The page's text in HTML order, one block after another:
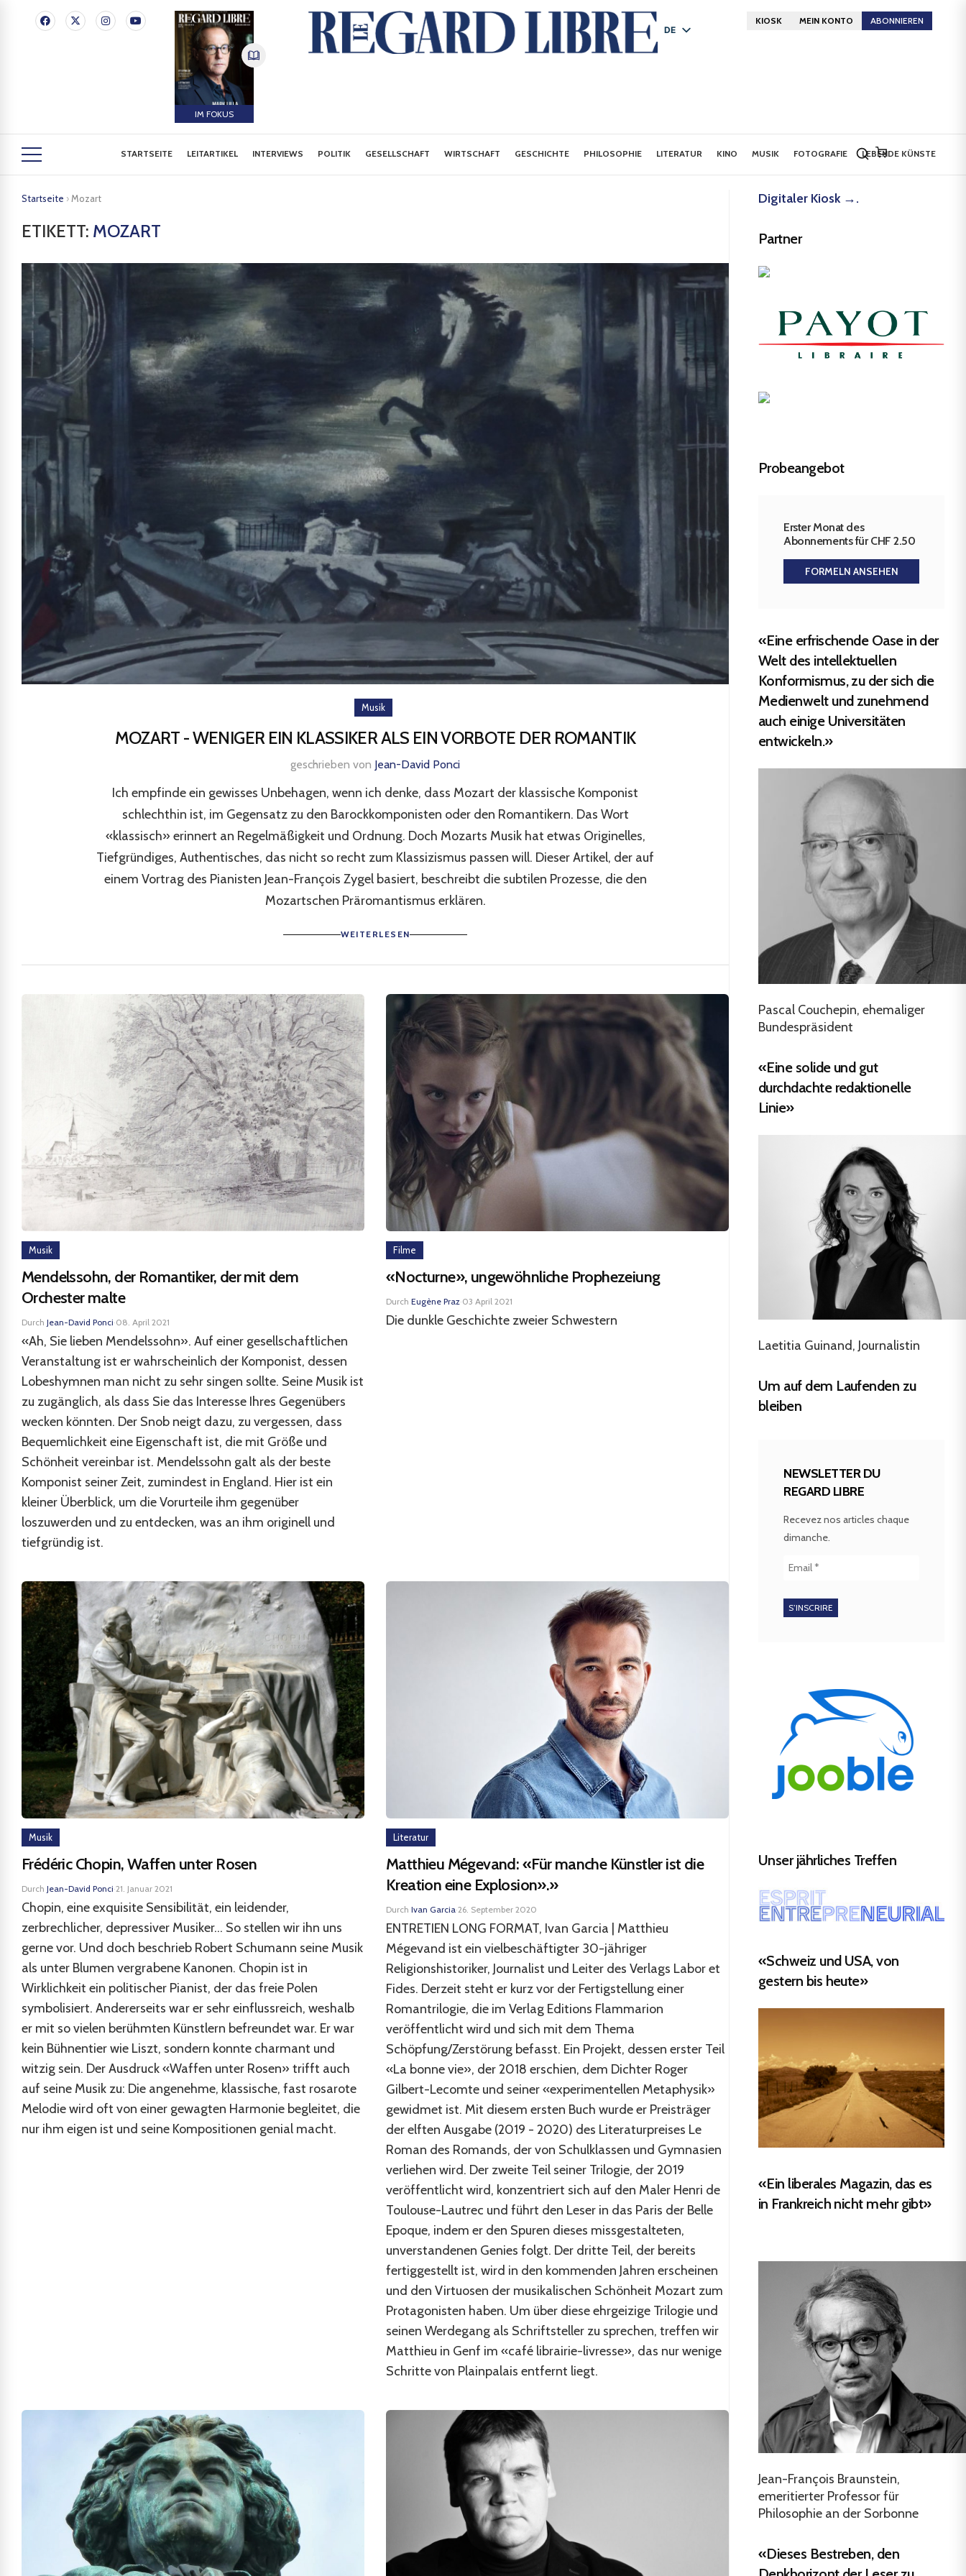
IM FOKUS
DE
KIOSK MEIN KONTO ABONNIEREN
STARTSEITE LEITARTIKEL INTERVIEWS POLITIK GESELLSCHAFT WIRTSCHAFT GESCHICHTE PHILOSOPHIE LITERATUR KINO MUSIK FOTOGRAFIE LEBENDE KÜNSTE
Startseite › Mozart
ETIKETT: MOZART
Musik
MOZART - WENIGER EIN KLASSIKER ALS EIN VORBOTE DER ROMANTIK
geschrieben von Jean-David Ponci
Ich empfinde ein gewisses Unbehagen, wenn ich denke, dass Mozart der klassische Komponist
schlechthin ist, im Gegensatz zu den Barockkomponisten oder den Romantikern. Das Wort
«klassisch» erinnert an Regelmäßigkeit und Ordnung. Doch Mozarts Musik hat etwas Originelles,
Tiefgründiges, Authentisches, das nicht so recht zum Klassizismus passen will. Dieser Artikel, der auf
einem Vortrag des Pianisten Jean-François Zygel basiert, beschreibt die subtilen Prozesse, die den
Mozartschen Präromantismus erklären.
WEITERLESEN
Musik
Mendelssohn, der Romantiker, der mit dem
Orchester malte
Durch Jean-David Ponci·08. April 2021
«Ah, Sie lieben Mendelssohn». Auf einer gesellschaftlichen
Veranstaltung ist er wahrscheinlich der Komponist, dessen
Lobeshymnen man nicht zu sehr singen sollte. Seine Musik ist
zu zugänglich, als dass Sie das Interesse Ihres Gegenübers
wecken könnten. Der Snob neigt dazu, zu vergessen, dass
Bequemlichkeit eine Eigenschaft ist, die mit Größe und
Schönheit vereinbar ist. Mendelssohn galt als der beste
Komponist seiner Zeit, zumindest in England. Hier ist ein
kleiner Überblick, um die Vorurteile ihm gegenüber
loszuwerden und zu entdecken, was an ihm originell und
tiefgründig ist.
Filme
«Nocturne», ungewöhnliche Prophezeiung
Durch Eugène Praz·03 April 2021
Die dunkle Geschichte zweier Schwestern
Musik
Frédéric Chopin, Waffen unter Rosen
Durch Jean-David Ponci·21. Januar 2021
Chopin, eine exquisite Sensibilität, ein leidender,
zerbrechlicher, depressiver Musiker... So stellen wir ihn uns
gerne vor. Und doch beschrieb Robert Schumann seine Musik
als unter Blumen vergrabene Kanonen. Chopin ist in
Wirklichkeit ein politischer Pianist, der das freie Polen
symbolisiert. Andererseits war er sehr einflussreich, weshalb
er mit so vielen berühmten Künstlern befreundet war. Er war
kein Bühnentier wie Liszt, sondern konnte charmant und
witzig sein. Der Ausdruck «Waffen unter Rosen» trifft auch
auf seine Musik zu: Die angenehme, klassische, fast rosarote
Melodie wird oft von einer gewagten Harmonie begleitet, die
nur ihm eigen ist und seine Kompositionen genial macht.
Literatur
Matthieu Mégevand: «Für manche Künstler ist die
Kreation eine Explosion».»
Durch Ivan Garcia·26. September 2020
ENTRETIEN LONG FORMAT, Ivan Garcia | Matthieu
Mégevand ist ein vielbeschäftigter 30-jähriger
Religionshistoriker, Journalist und Leiter des Verlags Labor et
Fides. Derzeit steht er kurz vor der Fertigstellung einer
Romantrilogie, die im Verlag Editions Flammarion
veröffentlicht wird und sich mit dem Thema
Schöpfung/Zerstörung befasst. Ein Projekt, dessen erster Teil
«La bonne vie», der 2018 erschien, dem Dichter Roger
Gilbert-Lecomte und seiner «experimentellen Metaphysik»
gewidmet ist. Mit diesem ersten Buch wurde er Preisträger
der elften Ausgabe (2019 - 2020) des Literaturpreises Le
Roman des Romands, der von Schulklassen und Gymnasien
verliehen wird. Der zweite Teil seiner Trilogie, der 2019
veröffentlicht wird, konzentriert sich auf den Maler Henri de
Toulouse-Lautrec und führt den Leser in das Paris der Belle
Epoque, indem er den Spuren dieses missgestalteten,
unverstandenen Genies folgt. Der dritte Teil, der bereits
fertiggestellt ist, wird in den kommenden Jahren erscheinen
und den Virtuosen der musikalischen Schönheit Mozart zum
Protagonisten haben. Um über diese ehrgeizige Trilogie und
seinen Werdegang als Schriftsteller zu sprechen, treffen wir
Matthieu in Genf im «café librairie-livresse», das nur wenige
Schritte von Plainpalais entfernt liegt.
Digitaler Kiosk →.
Partner
Probeangebot
Erster Monat des
Abonnements für CHF 2.50
FORMELN ANSEHEN
«Eine erfrischende Oase in der
Welt des intellektuellen
Konformismus, zu der sich die
Medienwelt und zunehmend
auch einige Universitäten
entwickeln.»
Pascal Couchepin, ehemaliger
Bundespräsident
«Eine solide und gut
durchdachte redaktionelle
Linie»
Laetitia Guinand, Journalistin
Um auf dem Laufenden zu
bleiben
NEWSLETTER DU
REGARD LIBRE
Recevez nos articles chaque
dimanche.
Unser jährliches Treffen
«Schweiz und USA, von
gestern bis heute»
«Ein liberales Magazin, das es
in Frankreich nicht mehr gibt»
Jean-François Braunstein,
emeritierter Professor für
Philosophie an der Sorbonne
«Dieses Bestreben, den